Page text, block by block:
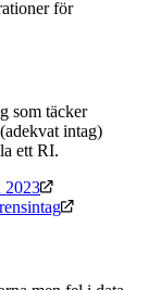
för
som täcker
(adekvat intag)
ett RI.
2023